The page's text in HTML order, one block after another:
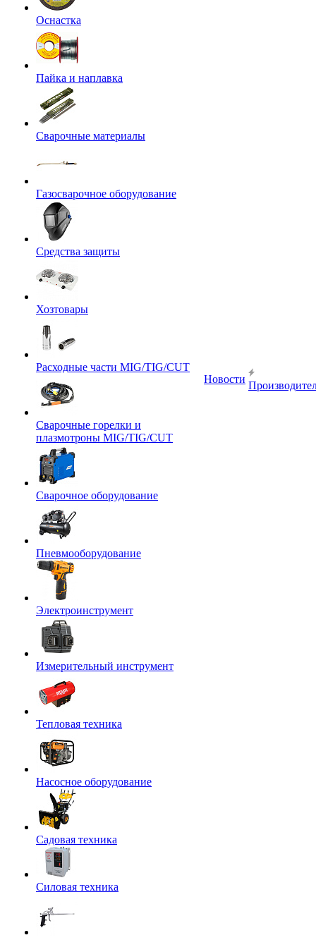
Оснастка
Пайка и наплавка
Сварочные материалы
Газосварочное оборудование
Средства защиты
Хозтовары
Расходные части MIG/TIG/CUT
Сварочные горелки и
плазмотроны MIG/TIG/CUT
Сварочное оборудование
Пневмооборудование
Электроинструмент
Измерительный инструмент
Тепловая техника
Насосное оборудование
Садовая техника
Силовая техника
Новости